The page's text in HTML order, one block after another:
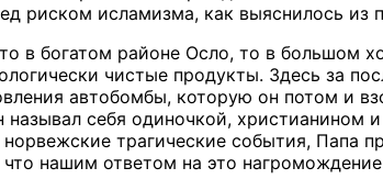
риском исламизма, как выяснилось из
в богатом районе Осло, то в большом
чистые продукты. Здесь за
автобомбы, которую он потом и
называл себя одиночкой,
трагические события, Папа
что нашим ответом на это